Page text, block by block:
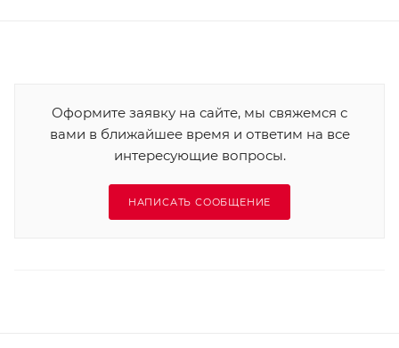
Оформите заявку на сайте, мы свяжемся с
вами в ближайшее время и ответим на все
интересующие вопросы.
НАПИСАТЬ СООБЩЕНИЕ